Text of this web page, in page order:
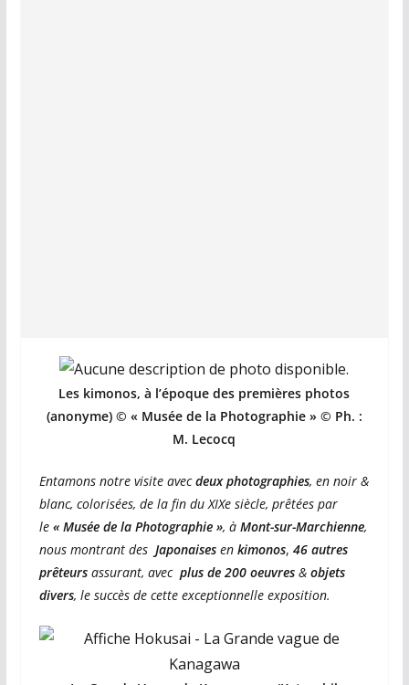
Les kimonos, à l’époque des premières photos
(anonyme) © « Musée de la Photographie » © Ph. :
M. Lecocq
Entamons notre visite avecdeux photographies, en noir &
blanc, colorisées, de la fin du XIXe siècle, prêtées par
le « Musée de la Photographie », à Mont-sur-Marchienne,
nous montrant des Japonaisesen kimonos, 46 autres
prêteursassurant, avec plus de 200 oeuvres& objets
divers, le succès de cette exceptionnelle exposition.